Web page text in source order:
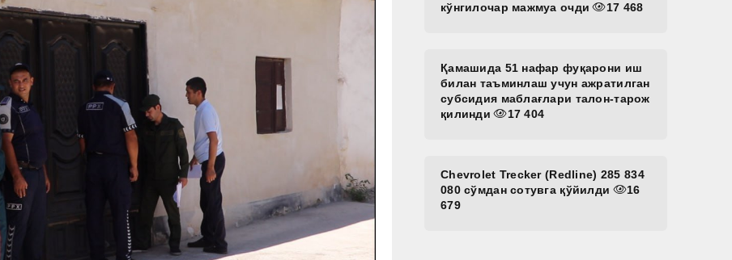
кўнгилочар мажмуа очди
17 468
Қамашида 51 нафар фуқарони иш
билан таъминлаш учун ажратилган
субсидия маблағлари талон-тарож
қилинди
17 404
Chevrolet Trecker (Redline) 285 834
080 сўмдан сотувга қўйилди
16
679